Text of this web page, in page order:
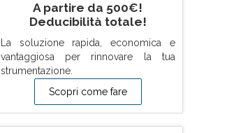
A partire da 500€!
Deducibilità totale!
La soluzione rapida, economica e
vantaggiosa per rinnovare la tua
strumentazione.
Scopri come fare